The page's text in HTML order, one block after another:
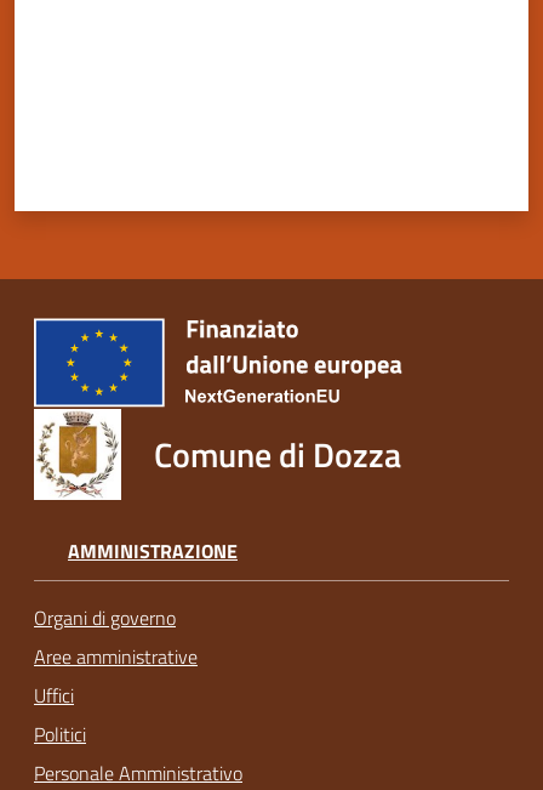
su
Comune di Dozza
AMMINISTRAZIONE
Organi di governo
Aree amministrative
Uffici
Politici
Personale Amministrativo